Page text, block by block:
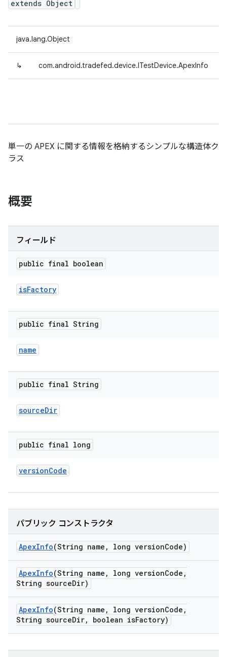
extends Object
java.lang.Object
↳ com.android.tradefed.device.ITestDevice.ApexInfo
単一の APEX に関する情報を格納するシンプルな構造体ク
ラス
概要
フィールド
public final boolean
isFactory
public final String
name
public final String
sourceDir
public final long
versionCode
パブリック コンストラクタ
ApexInfo(String name , long versionCode)
ApexInfo(String name , long versionCode ,
String sourceDir)
ApexInfo(String name , long versionCode ,
String sourceDir, boolean isFactory)